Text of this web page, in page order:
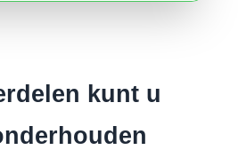
kunt u